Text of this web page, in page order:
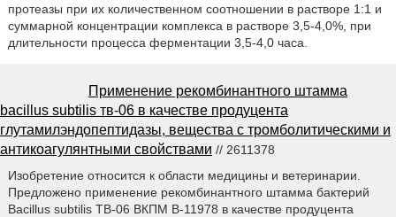
протеазы при их количественном соотношении в растворе 1:1 и
суммарной концентрации комплекса в растворе 3,5-4,0%, при
длительности процесса ферментации 3,5-4,0 часа.
Применение рекомбинантного штамма
bacillus subtilis тв-06 в качестве продуцента
глутамилэндопептидазы, вещества с тромболитическими и
антикоагулянтными свойствами // 2611378
Изобретение относится к области медицины и ветеринарии.
Предложено применение рекомбинантного штамма бактерий
Bacillus subtilis ТВ-06 ВКПМ В-11978 в качестве продуцента